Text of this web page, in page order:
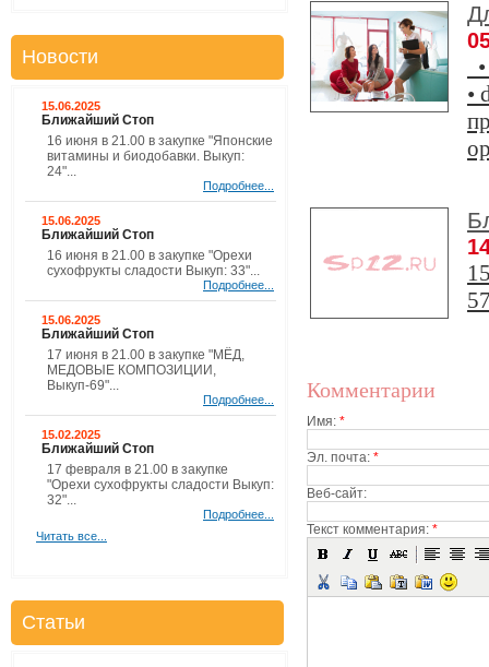
•
Комментарии
Имя: *
Эл. почта: *
Веб-сайт:
Текст комментария: *
Новости
15.06.2025
Ближайший Стоп
16 июня в 21.00 в закупке "Японские
витамины и биодобавки. Выкуп:
24"...
Подробнее...
15.06.2025
Ближайший Стоп
16 июня в 21.00 в закупке "Орехи
сухофрукты сладости Выкуп: 33"...
Подробнее...
15.06.2025
Ближайший Стоп
17 июня в 21.00 в закупке "МЁД,
МЕДОВЫЕ КОМПОЗИЦИИ,
Выкуп-69"...
Подробнее...
15.02.2025
Ближайший Стоп
17 февраля в 21.00 в закупке
"Орехи сухофрукты сладости Выкуп:
32"...
Подробнее...
Читать все...
Статьи